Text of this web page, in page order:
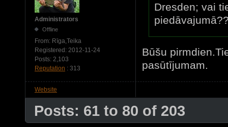
Administrators
Offline
From: Rīga,Teika
Registered: 2012-11-24
Posts: 2,103
Reputation : 313
Dresden; vai
Būšu
pasūtījumam.
Website
Posts: 61 to 80 of 203